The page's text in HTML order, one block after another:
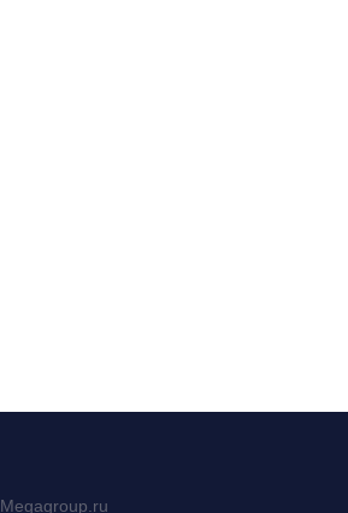
Megagroup.ru